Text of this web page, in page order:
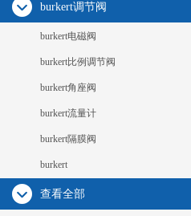
burkert调节阀
burkert电磁阀
burkert比例调节阀
burkert角座阀
burkert流量计
burkert隔膜阀
burkert
查看全部